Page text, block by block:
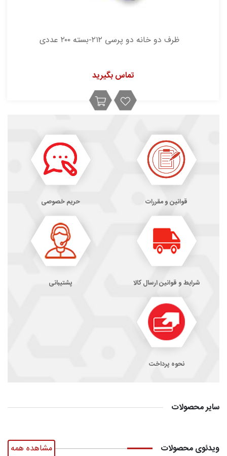
ظرف دو خانه دو پرسی ۲۱۲-بسته ۲۰۰ عددی
تماس بگیرید
قوانین و مقررات حریم خصوصی
شرایط و قوانین ارسال کالا پشتیبانی
نحوه پرداخت
سایر محصولات
ویدئوی محصولات مشاهده همه